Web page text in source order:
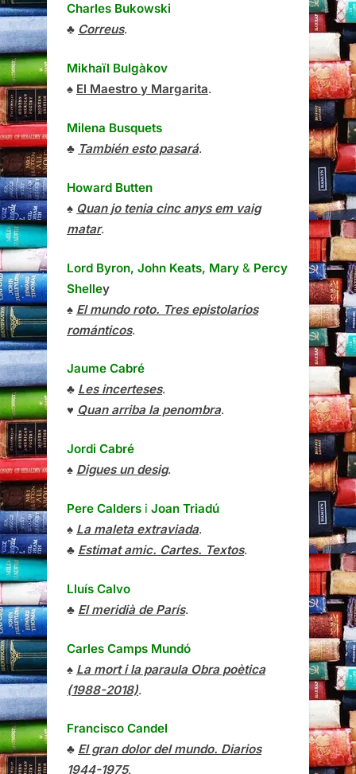
Charles Bukowski
♣ Correus.
Mikhaïl Bulgàkov
♠ El Maestro y Margarita.
Milena Busquets
♣ También esto pasará.
Howard Butten
♠ Quan jo tenia cinc anys em vaig
matar.
Lord Byron, John Keats, Mary & Percy
Shelley
♠ El mundo roto. Tres epistolarios
románticos.
Jaume Cabré
♣ Les incerteses.
♥ Quan arriba la penombra.
Jordi Cabré
♠ Digues un desig.
Pere Calders i Joan Triadú
♠ La maleta extraviada.
♣ Estimat amic. Cartes. Textos.
Lluís Calvo
♣ El meridià de París.
Carles Camps Mundó
♠ La mort i la paraula Obra poètica
(1988-2018).
Francisco Candel
♣ El gran dolor del mundo. Diarios
1944-1975.